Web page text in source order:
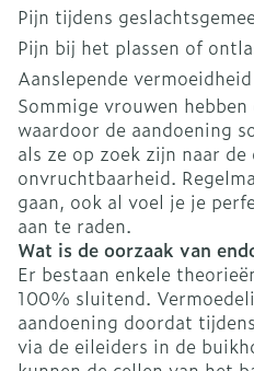
Pijn tijdens
Pijn bij het plassen of
Aanslepende vermoeidheid
Sommige vrouwen
waardoor de aandoening
als ze op zoek zijn naar de
onvruchtbaarheid.
gaan, ook al voel je je
aan te raden.
Wat is de oorzaak van
Er bestaan enkele
100% sluitend.
aandoening doordat
via de eileiders in de